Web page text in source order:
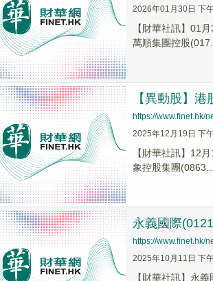
2026年01月30日 下
【財華社訊】01
萬順集團控股(017...
【異動股】
https://www.finet.hk/
2025年12月19日 下
【財華社訊】12
象控股集團(0863...
永義國際
https://www.finet.hk/
2025年10月11日 下
【財華社訊】永